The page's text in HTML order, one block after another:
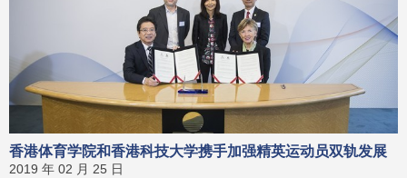
香港体育学院和香港科技大学携手加强精英运动员双轨发展
2019 年 02 月 25 日